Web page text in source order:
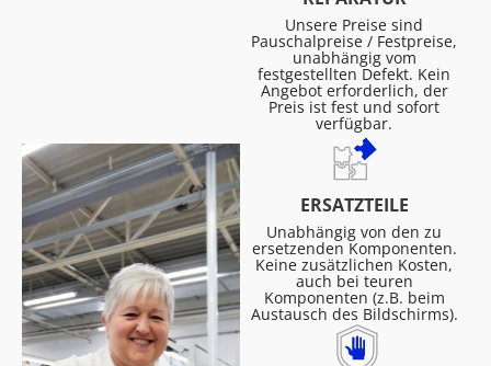
Unsere Preise sind
Pauschalpreise / Festpreise,
unabhängig vom
festgestellten Defekt. Kein
Angebot erforderlich, der
Preis ist fest und sofort
verfügbar.
ERSATZTEILE
Unabhängig von den zu
ersetzenden Komponenten.
Keine zusätzlichen Kosten,
auch bei teuren
Komponenten (z.B. beim
Austausch des Bildschirms).